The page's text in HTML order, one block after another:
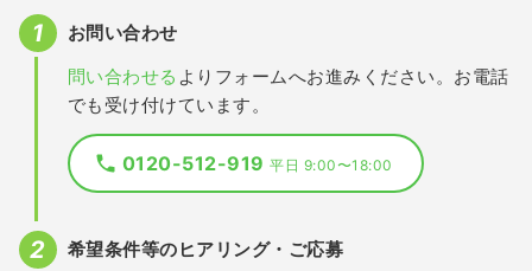
お問い合わせ
問い合わせる よりフォームへお進みください。お電話
でも受け付けています。
0120-512-919平日 9:00〜18:00
希望条件等のヒアリング・ご応募